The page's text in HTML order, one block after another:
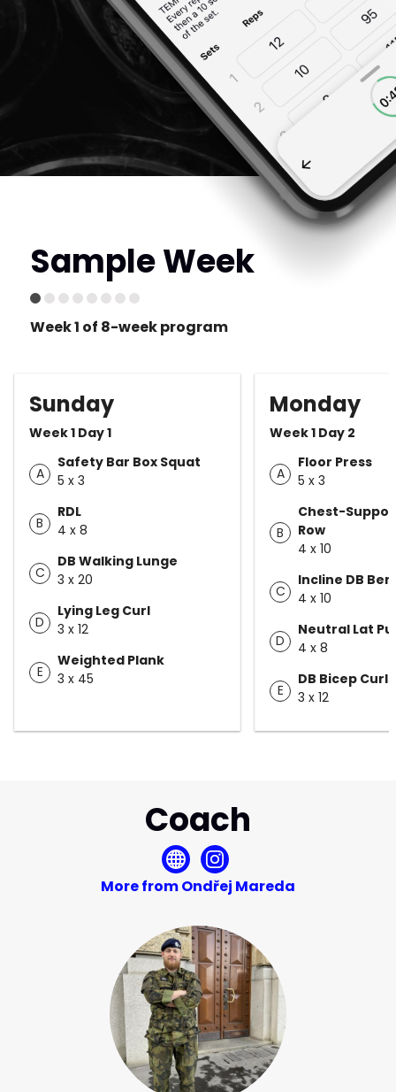
Sample Week
Week 1 of 8-week program
Sunday
Week 1 Day 1
A
Safety Bar Box Squat
5 x 3
B
RDL
4 x 8
C
DB Walking Lunge
3 x 20
D
Lying Leg Curl
3 x 12
E
Weighted Plank
3 x 45
Monday
Week 1 Day 2
A
Floor Press
5 x 3
B
Chest-
Row
4 x 10
C
Incline DB
4 x 10
D
Neutral Lat
4 x 8
E
DB Bicep Curls
3 x 12
Coach
More from Ondřej Mareda